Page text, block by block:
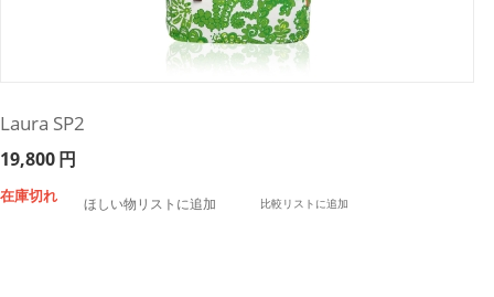
Laura SP2
19,800円
在庫切れ ほしい物リストに追加 比較リストに追加